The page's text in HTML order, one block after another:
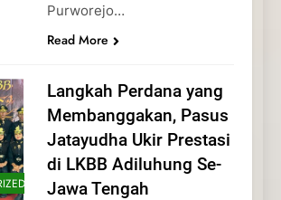
Purworejo…
Read More
Langkah Perdana yang
Membanggakan, Pasus
Jatayudha Ukir Prestasi
di LKBB Adiluhung Se-
Jawa Tengah